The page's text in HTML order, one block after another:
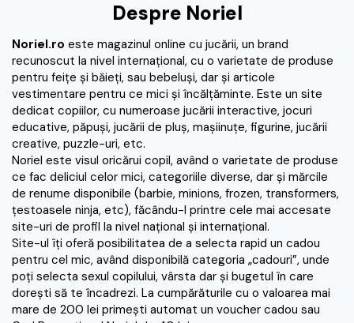
Despre Noriel
Noriel.ro este magazinul online cu jucării, un brand
recunoscut la nivel internaţional, cu o varietate de produse
pentru feiţe şi băieţi, sau bebeluşi, dar şi articole
vestimentare pentru ce mici şi încălţăminte. Este un site
dedicat copiilor, cu numeroase jucării interactive, jocuri
educative, păpuşi, jucării de pluş, maşiinuţe, figurine, jucării
creative, puzzle-uri, etc.
Noriel este visul oricărui copil, având o varietate de produse
ce fac deliciul celor mici, categoriile diverse, dar şi mărcile
de renume disponibile (barbie, minions, frozen, transformers,
ţestoasele ninja, etc), făcându-l printre cele mai accesate
site-uri de profil la nivel naţional şi internaţional.
Site-ul îţi oferă posibilitatea de a selecta rapid un cadou
pentru cel mic, având disponibilă categoria „cadouri”, unde
poţi selecta sexul copilului, vârsta dar şi bugetul în care
doreşti să te încadrezi. La cumpărăturile cu o valoarea mai
mare de 200 lei primeşti automat un voucher cadou sau